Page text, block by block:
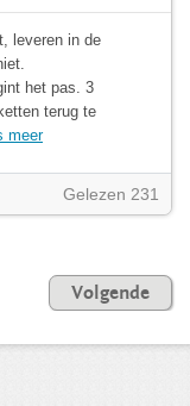
leveren in de
het pas. 3
terug te
meer
Gelezen 231
Volgende